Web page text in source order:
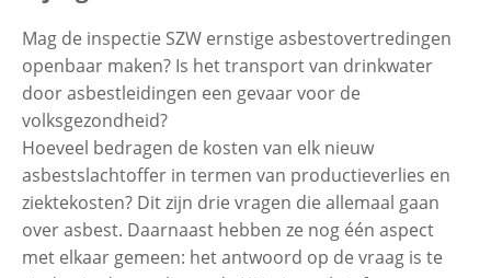
Contactgegevens
Zoeken
Mag de inspectie SZW ernstige asbestovertredingen
openbaar maken? Is het transport van drinkwater
door asbestleidingen een gevaar voor de
volksgezondheid?
Hoeveel bedragen de kosten van elk nieuw
asbestslachtoffer in termen van productieverlies en
ziektekosten? Dit zijn drie vragen die allemaal gaan
over asbest. Daarnaast hebben ze nog één aspect
met elkaar gemeen: het antwoord op de vraag is te